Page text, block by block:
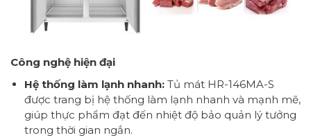
Công nghệ hiện đại
Hệ thống làm lạnh nhanh:Tủ mát HR-146MA-S
được trang bị hệ thống làm lạnh nhanh và mạnh mẽ,
giúp thực phẩm đạt đến nhiệt độ bảo quản lý tưởng
trong thời gian ngắn.